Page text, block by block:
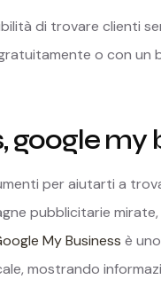
di trovare clienti
o con un
google my
per aiutarti a
pubblicitarie
My Business è
mostrando